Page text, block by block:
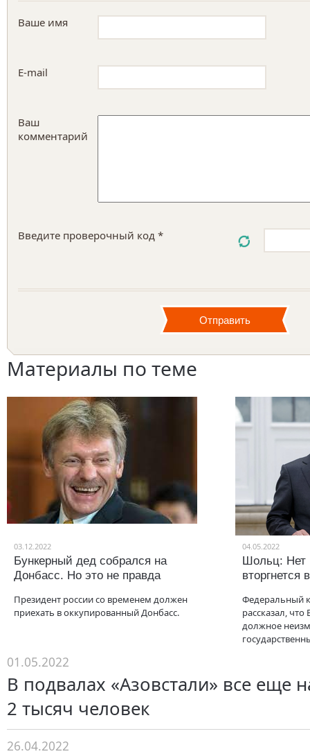
Ваше имя
E-mail
Ваш
комментарий
Введите проверочный код *
Материалы по теме
03.12.2022
Бункерный дед собрался на
Донбасс. Но это не правда
Президент россии со временем должен
приехать в оккупированный Донбасс.
04.05.2022
Шольц: Нет
вторгнется
Федеральный
рассказал,
должное
01.05.2022
В подвалах «Азовстали» все еще
2 тысяч человек
26.04.2022